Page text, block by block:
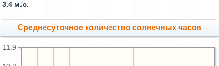
3.4 м./с.
Среднесуточное количество солнечных часов
11.9